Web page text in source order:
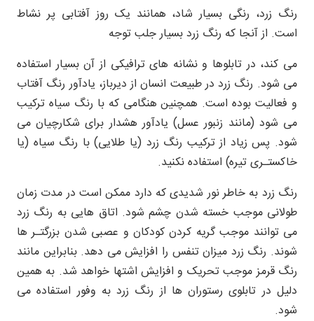
رنگ زرد، رنگی بسیار شاد، همانند یک روز آفتابی پر نشاط
است. از آنجا که رنگ زرد بسیار جلب توجه
می کند، در تابلوها و نشانه های ترافیکی از آن بسیار استفاده
می شود. رنگ زرد در طبیعت انسان از دیرباز، یادآور رنگ آفتاب
و فعالیت بوده است. همچنین هنگامی که با رنگ سیاه ترکیب
می شود (مانند زنبور عسل) یادآور هشدار برای شکارچیان می
شود. پس زیاد از ترکیب رنگ زرد (یا طلایی) با رنگ سیاه (یا
خاکستـری تیره) استفاده نکنید.
رنگ زرد به خاطر نور شدیدی که دارد ممکن است در مدت زمان
طولانی موجب خسته شدن چشم شود. اتاق هایی به رنگ زرد
می توانند موجب گریه کردن کودکان و عصبی شدن بزرگتـر ها
شوند. رنگ زرد میزان تنفس را افزایش می دهد. بنابراین مانند
رنگ قرمز موجب تحریک و افزایش اشتها خواهد شد. به همین
دلیل در تابلوی رستوران ها از رنگ زرد به وفور استفاده می
شود.